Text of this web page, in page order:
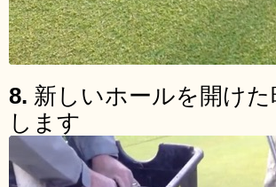
8. 新しいホールを開け
します